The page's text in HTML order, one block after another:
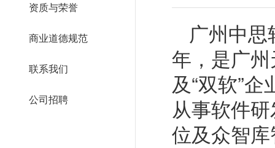
资质与荣誉
商业道德规范
联系我们
公司招聘
广州中思
年，是广
及“双软”
从事软件
位及众智